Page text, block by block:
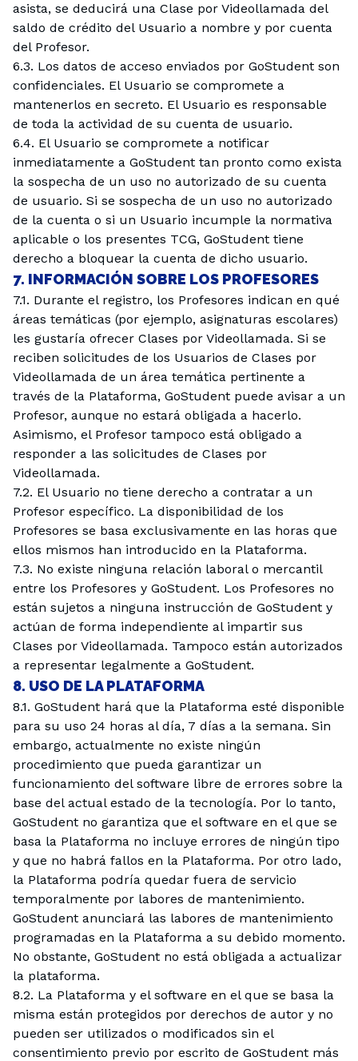
asista, se deducirá una Clase por Videollamada del
saldo de crédito del Usuario a nombre y por cuenta
del Profesor.
6.3. Los datos de acceso enviados por GoStudent son
confidenciales. El Usuario se compromete a
mantenerlos en secreto. El Usuario es responsable
de toda la actividad de su cuenta de usuario.
6.4. El Usuario se compromete a notificar
inmediatamente a GoStudent tan pronto como exista
la sospecha de un uso no autorizado de su cuenta
de usuario. Si se sospecha de un uso no autorizado
de la cuenta o si un Usuario incumple la normativa
aplicable o los presentes TCG, GoStudent tiene
derecho a bloquear la cuenta de dicho usuario.
7. INFORMACIÓN SOBRE LOS PROFESORES
7.1. Durante el registro, los Profesores indican en qué
áreas temáticas (por ejemplo, asignaturas escolares)
les gustaría ofrecer Clases por Videollamada. Si se
reciben solicitudes de los Usuarios de Clases por
Videollamada de un área temática pertinente a
través de la Plataforma, GoStudent puede avisar a un
Profesor, aunque no estará obligada a hacerlo.
Asimismo, el Profesor tampoco está obligado a
responder a las solicitudes de Clases por
Videollamada.
7.2. El Usuario no tiene derecho a contratar a un
Profesor específico. La disponibilidad de los
Profesores se basa exclusivamente en las horas que
ellos mismos han introducido en la Plataforma.
7.3. No existe ninguna relación laboral o mercantil
entre los Profesores y GoStudent. Los Profesores no
están sujetos a ninguna instrucción de GoStudent y
actúan de forma independiente al impartir sus
Clases por Videollamada. Tampoco están autorizados
a representar legalmente a GoStudent.
8. USO DE LA PLATAFORMA
8.1. GoStudent hará que la Plataforma esté disponible
para su uso 24 horas al día, 7 días a la semana. Sin
embargo, actualmente no existe ningún
procedimiento que pueda garantizar un
funcionamiento del software libre de errores sobre la
base del actual estado de la tecnología. Por lo tanto,
GoStudent no garantiza que el software en el que se
basa la Plataforma no incluye errores de ningún tipo
y que no habrá fallos en la Plataforma. Por otro lado,
la Plataforma podría quedar fuera de servicio
temporalmente por labores de mantenimiento.
GoStudent anunciará las labores de mantenimiento
programadas en la Plataforma a su debido momento.
No obstante, GoStudent no está obligada a actualizar
la plataforma.
8.2. La Plataforma y el software en el que se basa la
misma están protegidos por derechos de autor y no
pueden ser utilizados o modificados sin el
consentimiento previo por escrito de GoStudent más